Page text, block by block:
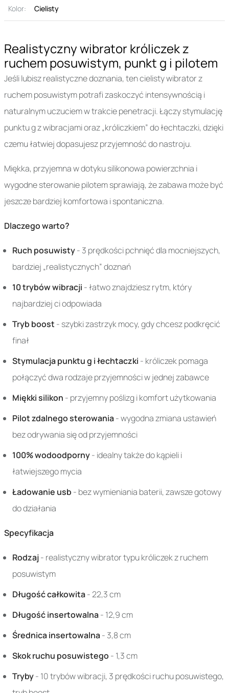
Realistyczny wibrator króliczek z
ruchem posuwistym, punkt g i pilotem
Jeśli lubisz realistyczne doznania, ten cielisty wibrator z
ruchem posuwistym potrafi zaskoczyć intensywnością i
naturalnym uczuciem w trakcie penetracji. Łączy stymulację
punktu g z wibracjami oraz „króliczkiem” do łechtaczki, dzięki
czemu łatwiej dopasujesz przyjemność do nastroju.
Miękka, przyjemna w dotyku silikonowa powierzchnia i
wygodne sterowanie pilotem sprawiają, że zabawa może być
jeszcze bardziej komfortowa i spontaniczna.
Dlaczego warto?
Ruch posuwisty- 3 prędkości pchnięć dla mocniejszych,
bardziej „realistycznych” doznań
10 trybów wibracji - łatwo znajdziesz rytm, który
najbardziej ci odpowiada
Tryb boost - szybki zastrzyk mocy, gdy chcesz podkręcić
finał
Stymulacja punktu g i łechtaczki - króliczek pomaga
połączyć dwa rodzaje przyjemności w jednej zabawce
Miękki silikon - przyjemny poślizg i komfort użytkowania
Pilot zdalnego sterowania- wygodna zmiana ustawień
bez odrywania się od przyjemności
100% wodoodporny- idealny także do kąpieli i
łatwiejszego mycia
Ładowanie usb - bez wymieniania baterii, zawsze gotowy
do działania
Specyfikacja
Rodzaj- realistyczny wibrator typu króliczek z ruchem
posuwistym
Długość całkowita- 22,3 cm
Długość insertowalna- 12,9 cm
Średnica insertowalna- 3,8 cm
Skok ruchu posuwistego - 1,3 cm
Tryby- 10 trybów wibracji, 3 prędkości ruchu posuwistego,
Kolor: Cielisty